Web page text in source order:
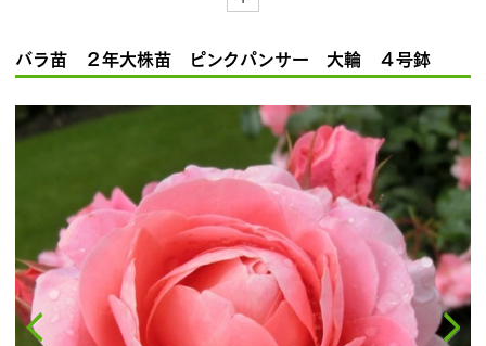
バラ苗 ２年大株苗 ピンクパンサー 大輪 ４号鉢